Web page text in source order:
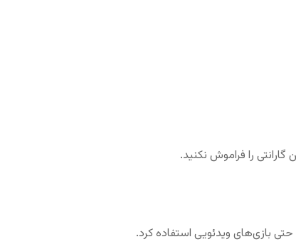
را فراموش نکنید.
بازی‌های ویدئویی استفاده کرد.